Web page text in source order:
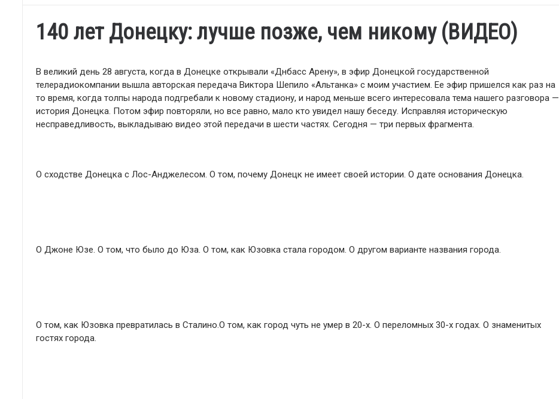
140 лет Донецку: лучше позже, чем никому (ВИДЕО)
В великий день 28 августа, когда в Донецке открывали «Днбасс Арену», в эфир Донецкой государственной
телерадиокомпании вышла авторская передача Виктора Шепило «Альтанка» с моим участием. Ее эфир пришелся как раз на
то время, когда толпы народа подгребали к новому стадиону, и народ меньше всего интересовала тема нашего разговора —
история Донецка. Потом эфир повторяли, но все равно, мало кто увидел нашу беседу. Исправляя историческую
несправедливость, выкладываю видео этой передачи в шести частях. Сегодня — три первых фрагмента.
О сходстве Донецка с Лос-Анджелесом. О том, почему Донецк не имеет своей истории. О дате основания Донецка.
О Джоне Юзе. О том, что было до Юза. О том, как Юзовка стала городом. О другом варианте названия города.
О том, как Юзовка превратилась в Сталино.О том, как город чуть не умер в 20-х. О переломных 30-х годах. О знаменитых
гостях города.